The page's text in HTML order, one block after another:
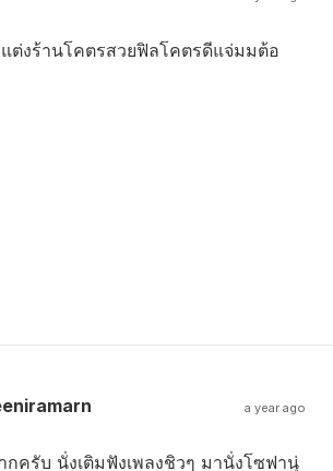
ต่งร้านโคตรสวยฟิลโคตรดีแจ่มมต้อ
a year ago
ครับ นั่งเติมฟังเพลงชิวๆ มานั่งโซฟานุ่